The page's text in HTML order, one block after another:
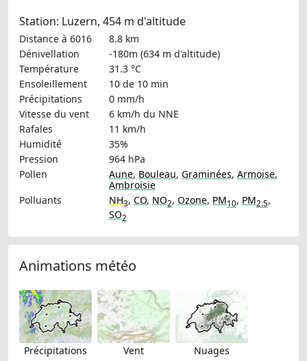
Station: Luzern, 454 m d'altitude
Distance à 6016
8.8 km
Dénivellation
-180m (634 m d'altitude)
Température
31.3 °C
Ensoleillement
10 de 10 min
Précipitations
0 mm/h
Vitesse du vent
6 km/h du NNE
Rafales
11 km/h
Humidité
35%
Pression
964 hPa
Pollen
Aune, Bouleau, Graminées, Armoise,
Ambroisie
Polluants
NH3, CO, NO2, Ozone, PM10, PM2.5,
SO2
Animations météo
Précipitations Vent Nuages